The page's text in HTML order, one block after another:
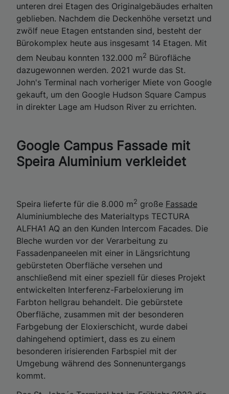
unteren drei Etagen des Originalgebäudes erhalten
geblieben. Nachdem die Deckenhöhe versetzt und
zwölf neue Etagen entstanden sind, besteht der
Bürokomplex heute aus insgesamt 14 Etagen. Mit
dem Neubau konnten 132.000 m2 Bürofläche
dazugewonnen werden. 2021 wurde das St.
John's Terminal nach vorheriger Miete von Google
gekauft, um den Google Hudson Square Campus
in direkter Lage am Hudson River zu errichten.
Google Campus Fassade mit
Speira Aluminium verkleidet
Speira lieferte für die 8.000 m2 große Fassade
Aluminiumbleche des Materialtyps TECTURA
ALFHA1 AQ an den Kunden Intercom Facades. Die
Bleche wurden vor der Verarbeitung zu
Fassadenpaneelen mit einer in Längsrichtung
gebürsteten Oberfläche versehen und
anschließend mit einer speziell für dieses Projekt
entwickelten Interferenz-Farbeloxierung im
Farbton hellgrau behandelt. Die gebürstete
Oberfläche, zusammen mit der besonderen
Farbgebung der Eloxierschicht, wurde dabei
dahingehend optimiert, dass es zu einem
besonderen irisierenden Farbspiel mit der
Umgebung während des Sonnenuntergangs
kommt.